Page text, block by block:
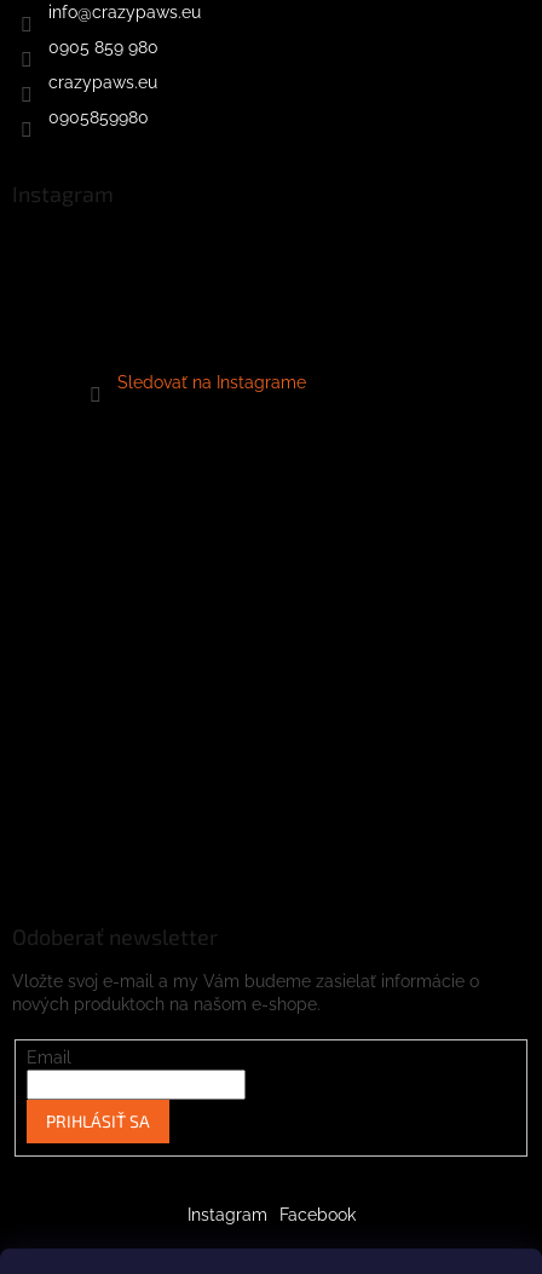
info@crazypaws.eu
0905 859 980
crazypaws.eu
0905859980
Instagram
Sledovať na Instagrame
Odoberať newsletter
Vložte svoj e-mail a my Vám budeme zasielať informácie o
nových produktoch na našom e-shope.
Email
PRIHLÁSIŤ SA
Instagram Facebook